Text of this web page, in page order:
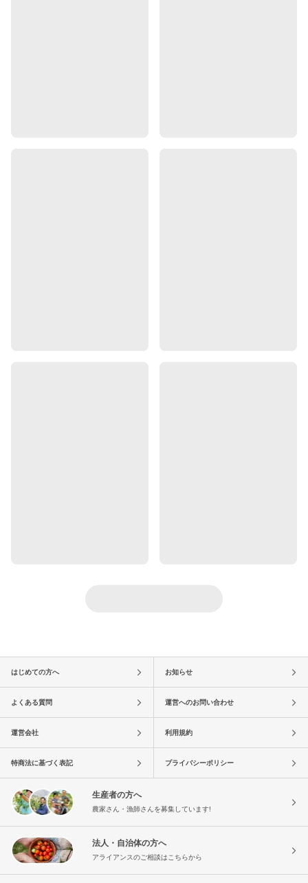
はじめての方へ お知らせ
よくある質問 運営へのお問い合わせ
運営会社 利用規約
特商法に基づく表記 プライバシーポリシー
生産者の方へ
農家さん・漁師さんを募集しています!
法人・自治体の方へ
アライアンスのご相談はこちらから